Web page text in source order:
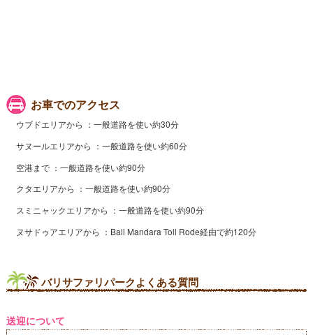
お車でのアクセス
ウブドエリアから
一般道路を使い約30分
サヌールエリアから
一般道路を使い約60分
空港まで
一般道路を使い約90分
クタエリアから
一般道路を使い約90分
スミニャックエリアから
一般道路を使い約90分
ヌサドゥアエリアから
Bali Mandara Toll Rode経由で約120分
バリサファリパークよくある質問
送迎について